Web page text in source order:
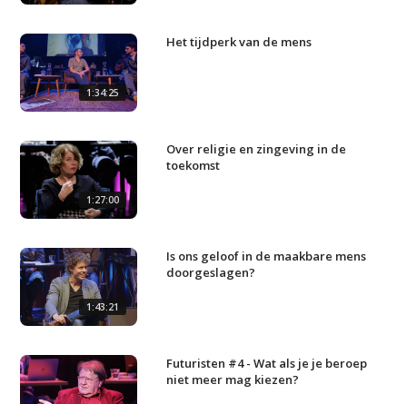
Podcast
1:34:25
Het tijdperk van de mens
1:27:00
Over religie en zingeving in de
toekomst
1:43:21
Is ons geloof in de maakbare mens
doorgeslagen?
Futuristen #4 - Wat als je je beroep
niet meer mag kiezen?